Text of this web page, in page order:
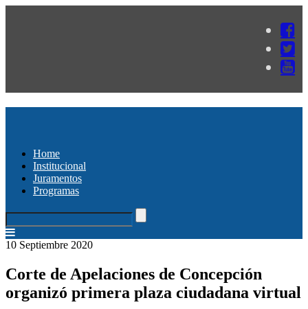
Home
Institucional
Juramentos
Programas
10 Septiembre 2020
Corte de Apelaciones de Concepción
organizó primera plaza ciudadana virtual